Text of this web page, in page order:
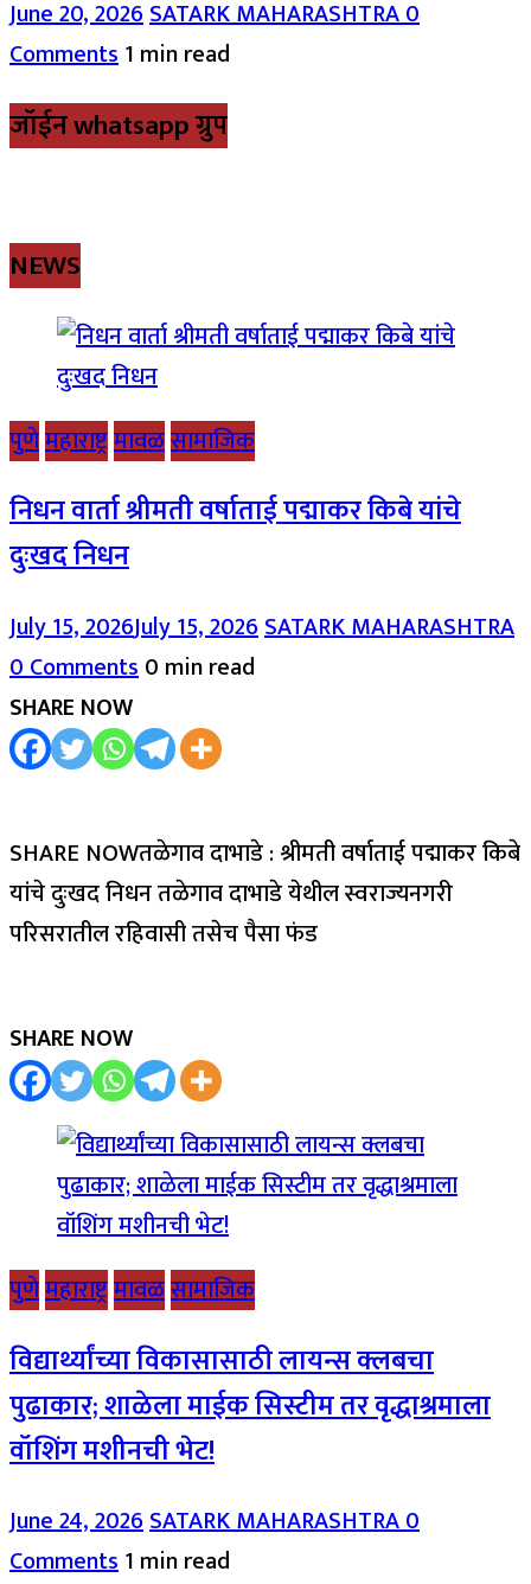
June 20, 2026SATARK MAHARASHTRA0
Comments1 min read
जॉईन whatsapp ग्रुप
NEWS
पुणेमहाराष्ट्रमावळसामाजिक
निधन वार्ता श्रीमती वर्षाताई पद्माकर किबे यांचे
दुःखद निधन
July 15, 2026July 15, 2026SATARK MAHARASHTRA
0 Comments0 min read
SHARE NOW
SHARE NOWतळेगाव दाभाडे : श्रीमती वर्षाताई पद्माकर किबे
यांचे दुःखद निधन तळेगाव दाभाडे येथील स्वराज्यनगरी
परिसरातील रहिवासी तसेच पैसा फंड
SHARE NOW
पुणेमहाराष्ट्रमावळसामाजिक
विद्यार्थ्यांच्या विकासासाठी लायन्स क्लबचा
पुढाकार; शाळेला माईक सिस्टीम तर वृद्धाश्रमाला
वॉशिंग मशीनची भेट!
June 24, 2026SATARK MAHARASHTRA0
Comments1 min read